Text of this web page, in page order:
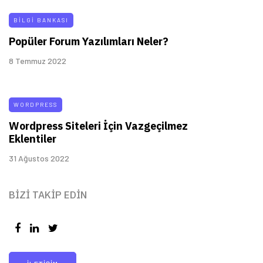
BILGI BANKASI
Popüler Forum Yazılımları Neler?
8 Temmuz 2022
WORDPRESS
Wordpress Siteleri İçin Vazgeçilmez
Eklentiler
31 Ağustos 2022
BIZI TAKIP EDIN